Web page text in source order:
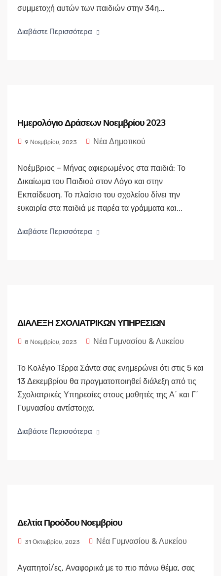
συμμετοχή αυτών των παιδιών στην 34η...
Διαβάστε Περισσότερα
Ημερολόγιο Δράσεων Νοεμβρίου 2023
9 Νοεμβρίου, 2023 Νέα Δημοτικού
Νοέμβριος – Μήνας αφιερωμένος στα παιδιά: Το
Δικαίωμα του Παιδιού στον Λόγο και στην
Εκπαίδευση. Το πλαίσιο του σχολείου δίνει την
ευκαιρία στα παιδιά με παρέα τα γράμματα και...
Διαβάστε Περισσότερα
ΔΙΑΛΕΞΗ ΣΧΟΛΙΑΤΡΙΚΩΝ ΥΠΗΡΕΣΙΩΝ
8 Νοεμβρίου, 2023 Νέα Γυμνασίου & Λυκείου
Το Κολέγιο Τέρρα Σάντα σας ενημερώνει ότι στις 5 και
13 Δεκεμβρίου θα πραγματοποιηθεί διάλεξη από τις
Σχολιατρικές Υπηρεσίες στους μαθητές της Α΄ και Γ΄
Γυμνασίου αντίστοιχα.
Διαβάστε Περισσότερα
Δελτία Προόδου Νοεμβρίου
31 Οκτωβρίου, 2023 Νέα Γυμνασίου & Λυκείου
Αγαπητοί/ες, Αναφορικά με το πιο πάνω θέμα, σας